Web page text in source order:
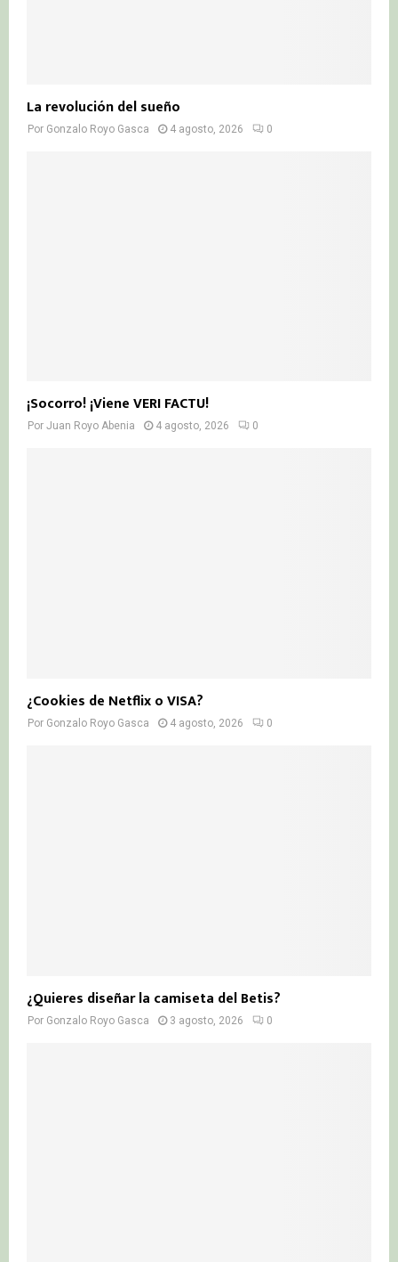
La revolución del sueño
Por Gonzalo Royo Gasca 4 agosto, 2026 0
¡Socorro! ¡Viene VERI FACTU!
Por Juan Royo Abenia 4 agosto, 2026 0
¿Cookies de Netflix o VISA?
Por Gonzalo Royo Gasca 4 agosto, 2026 0
¿Quieres diseñar la camiseta del Betis?
Por Gonzalo Royo Gasca 3 agosto, 2026 0